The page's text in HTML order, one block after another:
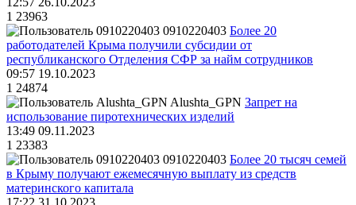
1 23963
0910220403 Более 20
работодателей Крыма получили субсидии от
республиканского Отделения СФР за найм сотрудников
09:57 19.10.2023
1 24874
Alushta_GPN Запрет на
использование пиротехнических изделий
13:49 09.11.2023
1 23383
0910220403 Более 20 тысяч семей
в Крыму получают ежемесячную выплату из средств
материнского капитала